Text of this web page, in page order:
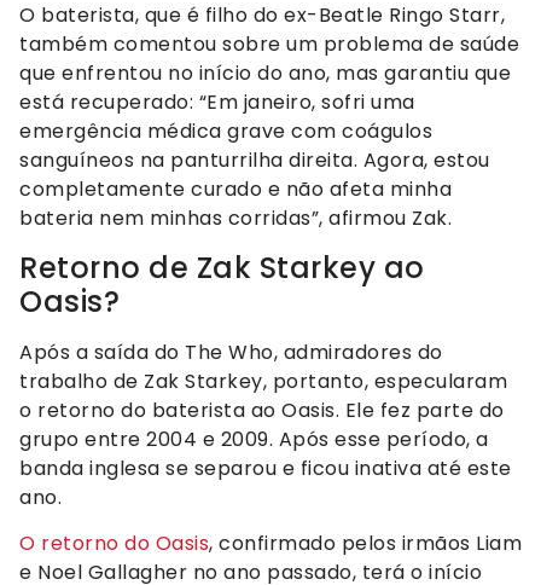
O baterista, que é filho do ex-Beatle Ringo Starr,
também comentou sobre um problema de saúde
que enfrentou no início do ano, mas garantiu que
está recuperado: “Em janeiro, sofri uma
emergência médica grave com coágulos
sanguíneos na panturrilha direita. Agora, estou
completamente curado e não afeta minha
bateria nem minhas corridas”, afirmou Zak.
Retorno de Zak Starkey ao
Oasis?
Após a saída do The Who, admiradores do
trabalho de Zak Starkey, portanto, especularam
o retorno do baterista ao Oasis. Ele fez parte do
grupo entre 2004 e 2009. Após esse período, a
banda inglesa se separou e ficou inativa até este
ano.
O retorno do Oasis, confirmado pelos irmãos Liam
e Noel Gallagher no ano passado, terá o início